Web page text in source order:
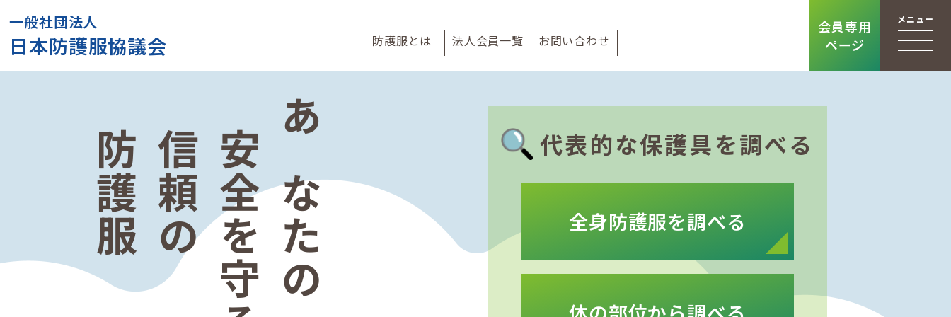
一般社団法人
日本防護服協議会 防護服とは 法人会員一覧 お問い合わせ
会員専用
ページ
メニュー
あなたの
安全を守る
信頼の
防護服 代表的な保護具を調べる
全身防護服を調べる